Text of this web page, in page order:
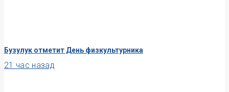
Бузулук отметит День физкультурника
21 час назад